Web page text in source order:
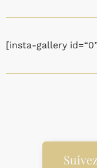
[insta-gallery